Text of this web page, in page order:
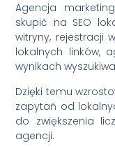
Agencja
skupić na SEO
witryny, rejestracji
lokalnych linków,
wynikach
Dzięki temu
zapytań od
do zwiększenia
agencji.